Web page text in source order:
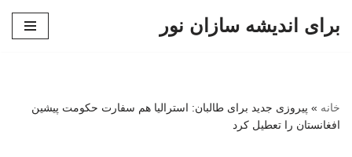
برای اندیشه سازان نور
خانه » پیروزی جدید برای طالبان: استرالیا هم سفارت حکومت پیشین
افغانستان را تعطیل کرد